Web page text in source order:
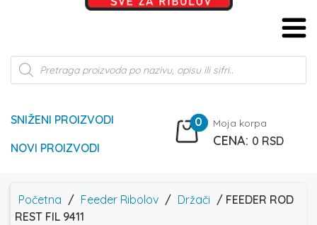
Products
search
SNIŽENI PROIZVODI
NOVI PROIZVODI
0 Moja korpa
0 RSD
Početna / Feeder Ribolov / Držači / FEEDER ROD
REST FIL 9411